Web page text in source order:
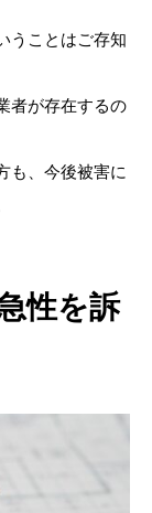
うことはご存知
者が存在するの
も、今後被害に
性を訴